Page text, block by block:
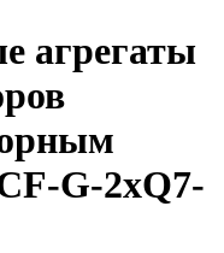
агрегаты
G-2xQ7-